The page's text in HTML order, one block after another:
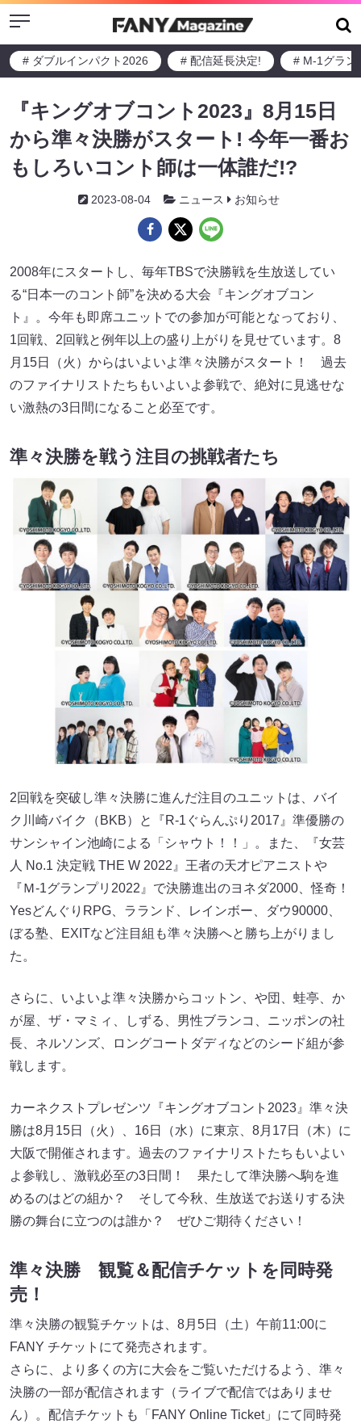
Menu
# ダブルインパクト2026 # 配信延長決定! # M-1グラン
『キングオブコント2023』8月15日
から準々決勝がスタート! 今年一番お
もしろいコント師は一体誰だ!?
2023-08-04 ニュース お知らせ
2008年にスタートし、毎年TBSで決勝戦を生放送してい
る“日本一のコント師”を決める大会『キングオブコン
ト』。今年も即席ユニットでの参加が可能となっており、
1回戦、2回戦と例年以上の盛り上がりを見せています。8
月15日（火）からはいよいよ準々決勝がスタート！ 過去
のファイナリストたちもいよいよ参戦で、絶対に見逃せな
い激熱の3日間になること必至です。
準々決勝を戦う注目の挑戦者たち
2回戦を突破し準々決勝に進んだ注目のユニットは、バイ
ク川崎バイク（BKB）と『R-1ぐらんぷり2017』準優勝の
サンシャイン池崎による「シャウト！！」。また、『女芸
人 No.1 決定戦 THE W 2022』王者の天才ピアニストや
『Ｍ-1グランプリ2022』で決勝進出のヨネダ2000、怪奇！
YesどんぐりRPG、ラランド、レインボー、ダウ90000、
ぼる塾、EXITなど注目組も準々決勝へと勝ち上がりまし
た。
さらに、いよいよ準々決勝からコットン、や団、蛙亭、か
が屋、ザ・マミィ、しずる、男性ブランコ、ニッポンの社
長、ネルソンズ、ロングコートダディなどのシード組が参
戦します。
カーネクストプレゼンツ『キングオブコント2023』準々決
勝は8月15日（火）、16日（水）に東京、8月17日（木）に
大阪で開催されます。過去のファイナリストたちもいよい
よ参戦し、激戦必至の3日間！ 果たして準決勝へ駒を進
めるのはどの組か？ そして今秋、生放送でお送りする決
勝の舞台に立つのは誰か？ ぜひご期待ください！
準々決勝 観覧＆配信チケットを同時発
売！
準々決勝の観覧チケットは、8月5日（土）午前11:00に
FANY チケットにて発売されます。
さらに、より多くの方に大会をご覧いただけるよう、準々
決勝の一部が配信されます（ライブで配信ではありませ
ん）。配信チケットも「FANY Online Ticket」にて同時発